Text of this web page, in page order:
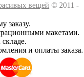
вещей © 2011 -
заказу.
макетами.
и оплаты заказа.